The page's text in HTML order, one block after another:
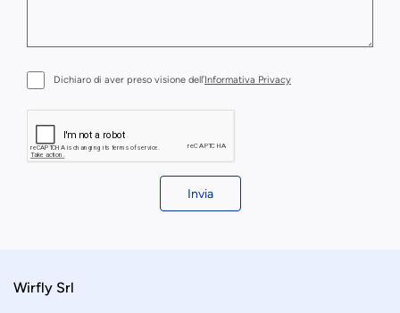
Dichiaro di aver preso visione dell’Informativa Privacy
Invia
Wirfly Srl